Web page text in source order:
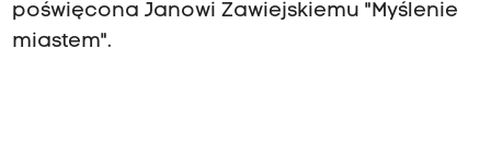
poświęcona Janowi Zawiejskiemu "Myślenie
miastem".